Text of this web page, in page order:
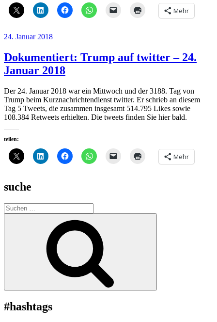
das
iPhoneMehr
Veröffentlicht
24. Januar 2018
Dokumentiert: Trump auf twitter – 24.
Januar 2018
Der 24. Januar 2018 war ein Mittwoch und der 3188. Tag von
Trump beim Kurznachrichtendienst twitter. Er schrieb an diesem
Tag 5 Tweets, die zusammen insgesamt 514.795 Likes sowie
108.384 Retweets erhielten. Die tweets finden Sie hier bald.
teilen:
Mehr
suche
Suche
nach:
#hashtags